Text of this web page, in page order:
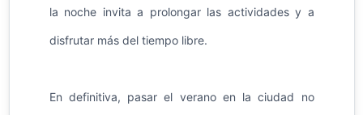
la noche invita a prolongar las actividades y a
disfrutar más del tiempo libre.
En definitiva, pasar el verano en la ciudad no